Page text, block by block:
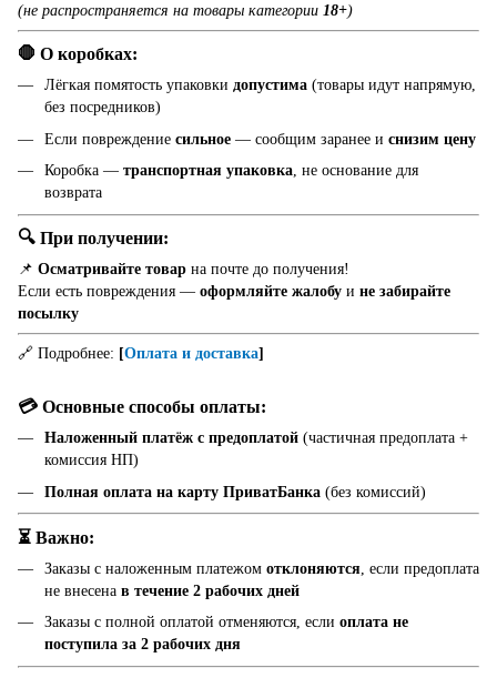
(не распространяется на товары категории 18+)
🛑 О коробках:
Лёгкая помятость упаковки допустима (товары идут напрямую,
без посредников)
Если повреждение сильное — сообщим заранее и снизим цену
Коробка — транспортная упаковка, не основание для
возврата
🔍 При получении:
📌 Осматривайте товар на почте до получения!
Если есть повреждения — оформляйте жалобу и не забирайте
посылку
🔗 Подробнее: [Оплата и доставка]
💳 Основные способы оплаты:
Наложенный платёж с предоплатой (частичная предоплата +
комиссия НП)
Полная оплата на карту ПриватБанка (без комиссий)
⏳ Важно:
Заказы с наложенным платежом отклоняются , если предоплата
не внесена в течение 2 рабочих дней
Заказы с полной оплатой отменяются, если оплата не
поступила за 2 рабочих дня